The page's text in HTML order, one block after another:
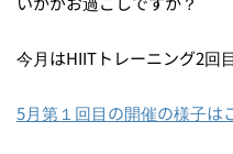
今月はHIITトレーニング2回
5月第１回目の開催の様子は